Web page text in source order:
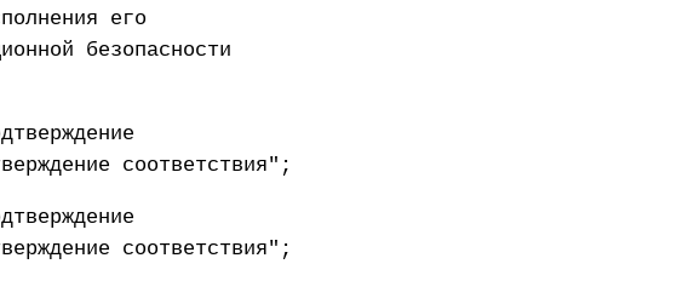
его
безопасности
соответствия";
соответствия";